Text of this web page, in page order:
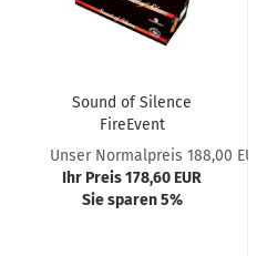
Sound of Silence
FireEvent
Unser Normalpreis 188,00 EUR
Ihr Preis 178,60 EUR
Sie sparen 5%